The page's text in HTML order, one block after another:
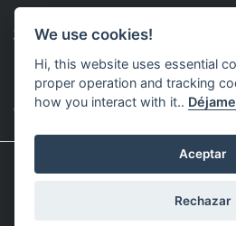
Sobre Nosotros
Contacto
© 2025 CasaSmart.uy. Todos
Sitio Web Realizado
We use cookies!
Hi, this website uses essential
proper operation and tracking
how you interact with it..
Aceptar
Rechazar